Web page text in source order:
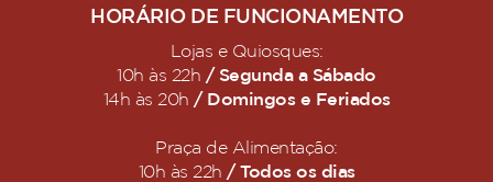
HORÁRIO DE FUNCIONAMENTO
Lojas e Quiosques:
10h às 22h / Segunda a Sábado
14h às 20h / Domingos e Feriados
Praça de Alimentação:
10h às 22h / Todos os dias